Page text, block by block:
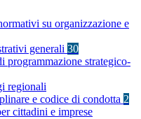
su organizzazione e
generali 30
programmazione strategico-
regionali
e codice di condotta 2
cittadini e imprese